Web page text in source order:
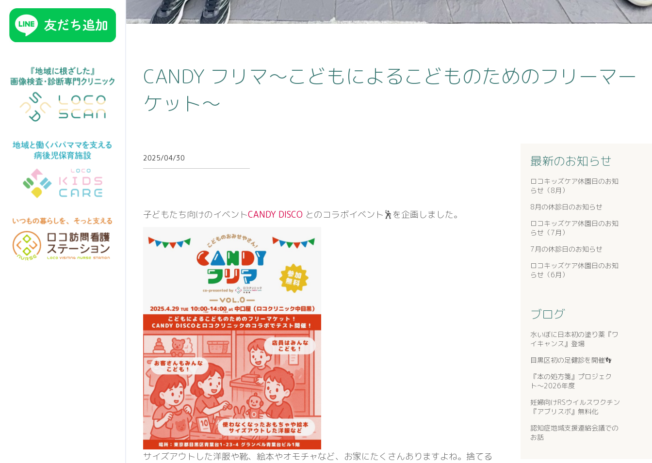
CANDY フリマ〜こどもによるこどものためのフリーマー
ケット〜
2025/04/30
子どもたち向けのイベントCANDY DISCO とのコラボイベント🕺を企画しました。
サイズアウトした洋服や靴、絵本やオモチャなど、お家にたくさんありますよね。捨てる
最新のお知らせ
ロコキッズケア休園日のお知
らせ（8月）
8月の休診日のお知らせ
ロコキッズケア休園日のお知
らせ（7月）
7月の休診日のお知らせ
ロコキッズケア休園日のお知
らせ（6月）
ブログ
水いぼに日本初の塗り薬『ワ
イキャンス』登場
目黒区初の足健診を開催👣
『本の処方箋』プロジェク
ト〜2026年度
妊婦向けRSウイルスワクチン
『アブリスボ』無料化
認知症地域支援連絡会議での
お話